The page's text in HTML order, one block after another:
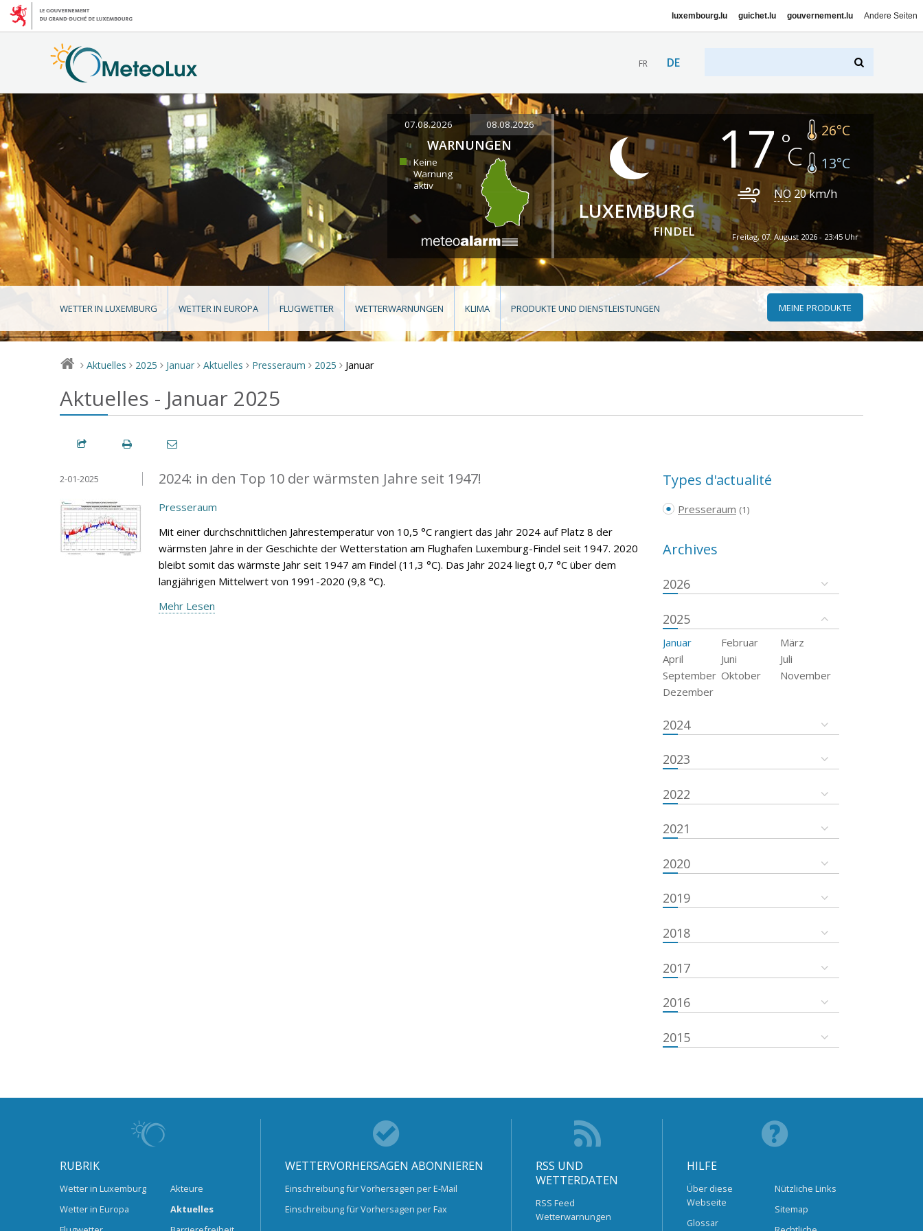
luxembourg.lu guichet.lu gouvernement.lu Andere Seiten
FR DE
07.08.2026 08.08.2026
WARNUNGEN
Keine
Warnung
aktiv
LUXEMBURG
FINDEL
17 26°C
13°C
NO 20km/h
Freitag, 07. August 2026 - 23:45 Uhr
WETTER IN LUXEMBURG WETTER IN EUROPA FLUGWETTER WETTERWARNUNGEN KLIMA PRODUKTE UND DIENSTLEISTUNGEN MEINE PRODUKTE
> Aktuelles > 2025 > Januar > Aktuelles > Presseraum > 2025 > Januar
Aktuelles - Januar 2025
2024: in den Top 10 der wärmsten Jahre seit 1947!
2-01-2025
Presseraum
Mit einer durchschnittlichen Jahrestemperatur von 10,5 °C rangiert das Jahr 2024 auf Platz 8 der
wärmsten Jahre in der Geschichte der Wetterstation am Flughafen Luxemburg-Findel seit 1947. 2020
bleibt somit das wärmste Jahr seit 1947 am Findel (11,3 °C). Das Jahr 2024 liegt 0,7 °C über dem
langjährigen Mittelwert von 1991-2020 (9,8 °C).
Mehr Lesen
Types d'actualité
Presseraum (1)
Archives
2026
2025
Januar Februar
März
April
Juni
Juli
September Oktober
November
Dezember
2024
2023
2022
2021
2020
2019
2018
2017
2016
2015
RUBRIK
Wetter in Luxemburg
Wetter in Europa
Akteure
Aktuelles
WETTERVORHERSAGEN ABONNIEREN
Einschreibung für Vorhersagen per E-Mail
Einschreibung für Vorhersagen per Fax
RSS UND
WETTERDATEN
RSS Feed
Wetterwarnungen
HILFE
Über diese
Webseite
Glossar
Nützliche Links
Sitemap